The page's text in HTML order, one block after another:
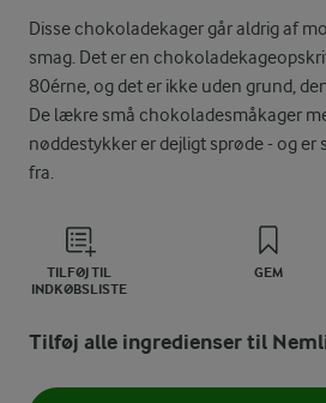
Disse chokoladekager går aldrig af
smag. Det er en
80érne, og det er ikke uden grund,
De lækre små chokoladesmåkager
nøddestykker er dejligt sprøde - og
fra.
TILFØJ TIL
INDKØBSLISTE
GEM
Tilføj alle ingredienser til